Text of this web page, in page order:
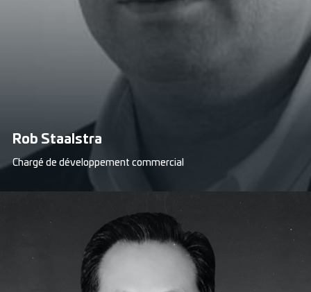
Rob Staalstra
Chargé de développement commercial